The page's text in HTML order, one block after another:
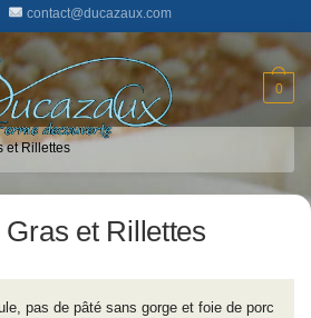
contact@ducazaux.com
0
et Rillettes
et Rillettes
pas de pâté sans gorge et foie de porc